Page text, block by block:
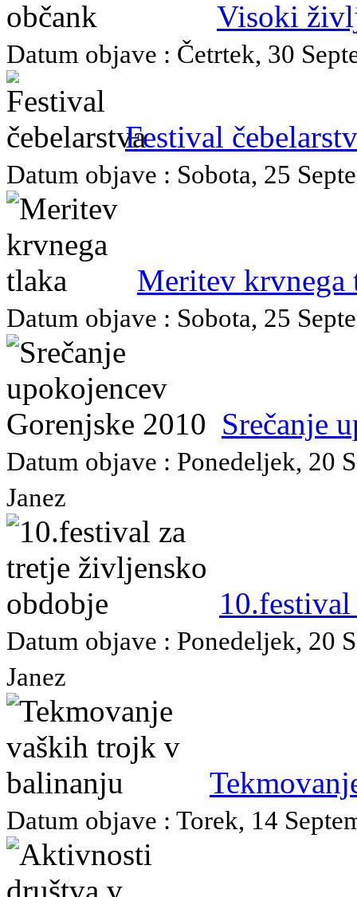
Visoki
Datum objave : Četrtek, 30
Festival
Datum objave : Sobota, 25
Meritev krvnega
Datum objave : Sobota, 25
Srečanje
Datum objave : Ponedeljek, 20
Janez
Datum objave : Ponedeljek, 20
Janez
Datum objave : Torek, 14